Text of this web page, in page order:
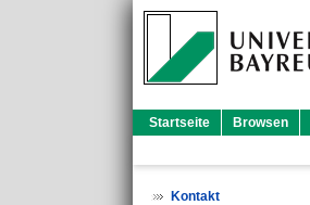
Startseite Browsen
Kontakt